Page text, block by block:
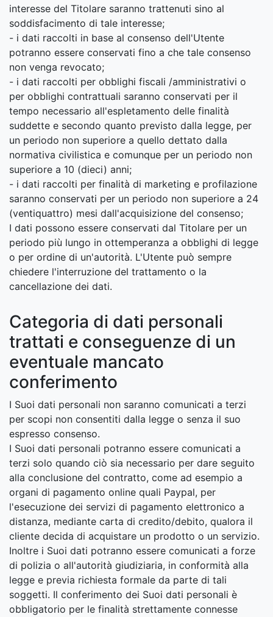
interesse del Titolare saranno trattenuti sino al
soddisfacimento di tale interesse;
- i dati raccolti in base al consenso dell'Utente
potranno essere conservati fino a che tale consenso
non venga revocato;
- i dati raccolti per obblighi fiscali /amministrativi o
per obblighi contrattuali saranno conservati per il
tempo necessario all'espletamento delle finalità
suddette e secondo quanto previsto dalla legge, per
un periodo non superiore a quello dettato dalla
normativa civilistica e comunque per un periodo non
superiore a 10 (dieci) anni;
- i dati raccolti per finalità di marketing e profilazione
saranno conservati per un periodo non superiore a 24
(ventiquattro) mesi dall'acquisizione del consenso;
I dati possono essere conservati dal Titolare per un
periodo più lungo in ottemperanza a obblighi di legge
o per ordine di un'autorità. L'Utente può sempre
chiedere l'interruzione del trattamento o la
cancellazione dei dati.
Categoria di dati personali
trattati e conseguenze di un
eventuale mancato
conferimento
I Suoi dati personali non saranno comunicati a terzi
per scopi non consentiti dalla legge o senza il suo
espresso consenso.
I Suoi dati personali potranno essere comunicati a
terzi solo quando ciò sia necessario per dare seguito
alla conclusione del contratto, come ad esempio a
organi di pagamento online quali Paypal, per
l'esecuzione dei servizi di pagamento elettronico a
distanza, mediante carta di credito/debito, qualora il
cliente decida di acquistare un prodotto o un servizio.
Inoltre i Suoi dati potranno essere comunicati a forze
di polizia o all'autorità giudiziaria, in conformità alla
legge e previa richiesta formale da parte di tali
soggetti. Il conferimento dei Suoi dati personali è
obbligatorio per le finalità strettamente connesse